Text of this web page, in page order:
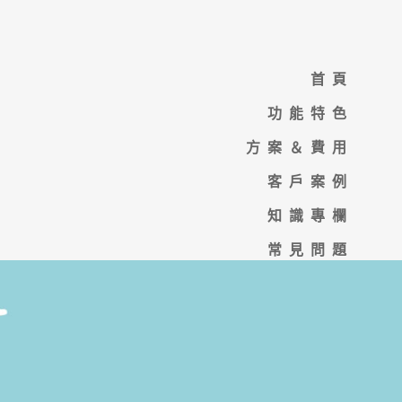
首頁
功能特色
方案＆費用
客戶案例
知識專欄
常見問題